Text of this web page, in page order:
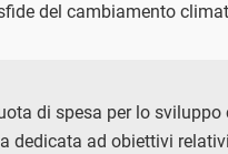
del cambiamento
di spesa per lo sviluppo
dedicata ad obiettivi